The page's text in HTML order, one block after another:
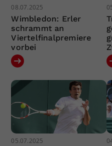
08.07.2025
Wimbledon: Erler
schrammt an
Viertelfinalpremiere
vorbei
05.07.2025